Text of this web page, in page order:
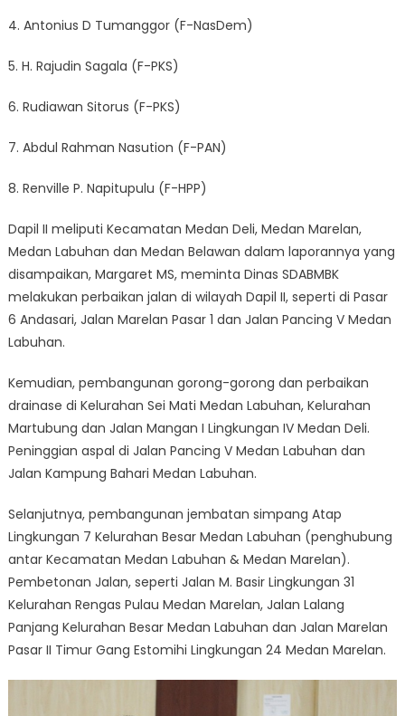
4. Antonius D Tumanggor (F-NasDem)
5. H. Rajudin Sagala (F-PKS)
6. Rudiawan Sitorus (F-PKS)
7. Abdul Rahman Nasution (F-PAN)
8. Renville P. Napitupulu (F-HPP)
Dapil II meliputi Kecamatan Medan Deli, Medan Marelan,
Medan Labuhan dan Medan Belawan dalam laporannya yang
disampaikan, Margaret MS, meminta Dinas SDABMBK
melakukan perbaikan jalan di wilayah Dapil II, seperti di Pasar
6 Andasari, Jalan Marelan Pasar 1 dan Jalan Pancing V Medan
Labuhan.
Kemudian, pembangunan gorong-gorong dan perbaikan
drainase di Kelurahan Sei Mati Medan Labuhan, Kelurahan
Martubung dan Jalan Mangan I Lingkungan IV Medan Deli.
Peninggian aspal di Jalan Pancing V Medan Labuhan dan
Jalan Kampung Bahari Medan Labuhan.
Selanjutnya, pembangunan jembatan simpang Atap
Lingkungan 7 Kelurahan Besar Medan Labuhan (penghubung
antar Kecamatan Medan Labuhan & Medan Marelan).
Pembetonan Jalan, seperti Jalan M. Basir Lingkungan 31
Kelurahan Rengas Pulau Medan Marelan, Jalan Lalang
Panjang Kelurahan Besar Medan Labuhan dan Jalan Marelan
Pasar II Timur Gang Estomihi Lingkungan 24 Medan Marelan.